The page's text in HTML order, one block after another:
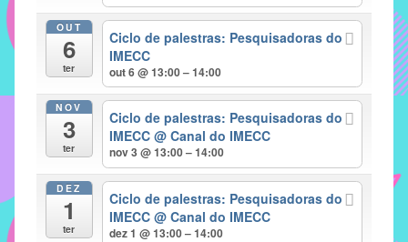
sociais
profissionais
alunos,
professores
OUT
6
ter
Ciclo de palestras: Pesquisadoras do
IMECC
out 6 @ 13:00 – 14:00
NOV
3
ter
Ciclo de palestras: Pesquisadoras do
IMECC@ Canal do IMECC
nov 3 @ 13:00 – 14:00
DEZ
1
ter
Ciclo de palestras: Pesquisadoras do
IMECC@ Canal do IMECC
dez 1 @ 13:00 – 14:00